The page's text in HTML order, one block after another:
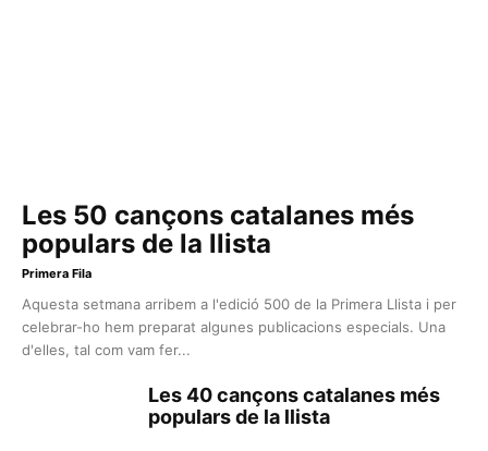
Les 50 cançons catalanes més
populars de la llista
Primera Fila
Aquesta setmana arribem a l'edició 500 de la Primera Llista i per
celebrar-ho hem preparat algunes publicacions especials. Una
d'elles, tal com vam fer...
Les 40 cançons catalanes més
populars de la llista